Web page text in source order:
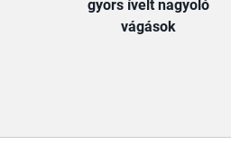
gyors ívelt nagyoló
vágások